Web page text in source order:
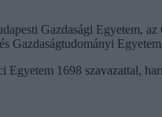
Gazdasági Egyetem,
Gazdaságtudományi
1698 szavazattal,